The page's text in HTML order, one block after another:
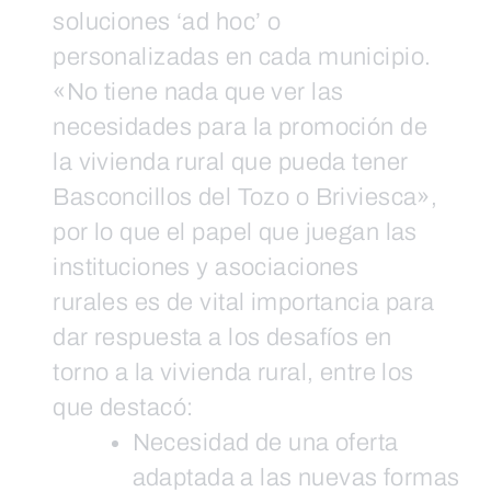
soluciones ‘ad hoc’ o
personalizadas en cada municipio.
«No tiene nada que ver las
necesidades para la promoción de
la vivienda rural que pueda tener
Basconcillos del Tozo o Briviesca»,
por lo que el papel que juegan las
instituciones y asociaciones
rurales es de vital importancia para
dar respuesta a los desafíos en
torno a la vivienda rural, entre los
que destacó:
Necesidad de una oferta
adaptada a las nuevas formas